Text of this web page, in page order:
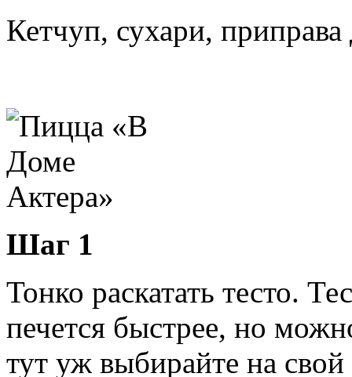
Кетчуп, сухари,
Шаг 1
Тонко раскатать тесто.
печется быстрее, но
тут уж выбирайте на свой